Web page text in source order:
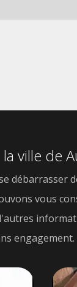
ville de
débarrasser
vous
engagement.